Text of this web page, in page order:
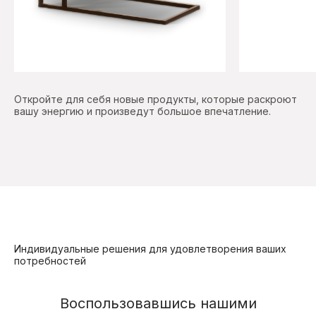
Откройте для себя новые продукты, которые раскроют
вашу энергию и произведут большое впечатление.
Индивидуальные решения для удовлетворения ваших
потребностей
Воспользовавшись нашими